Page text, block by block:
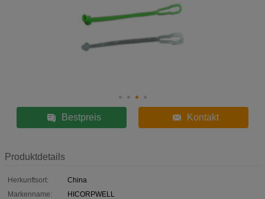
Bestpreis Kontakt
Produktdetails
Herkunftsort:
China
Markenname:
HICORPWELL